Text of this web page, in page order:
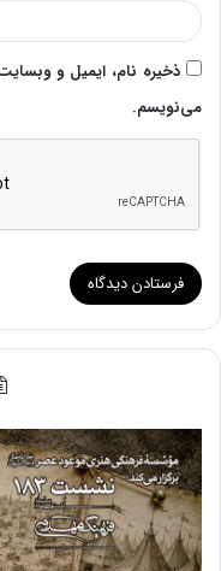
ذخیره نام، ایمیل و
می‌نویسم.